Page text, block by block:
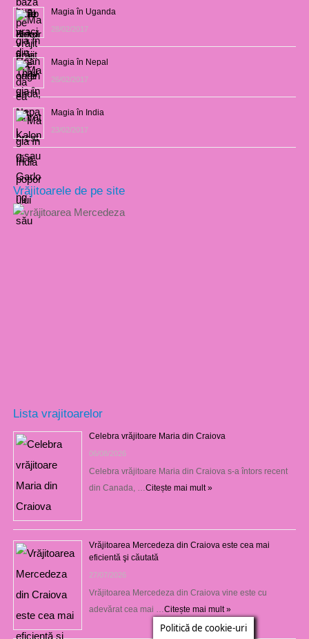
Magia în Uganda
28/02/2017
Magia în Nepal
26/02/2017
Magia în India
23/02/2017
Vrăjitoarele de pe site
Lista vrajitoarelor
Celebra vrăjitoare Maria din Craiova
06/08/2026
Celebra vrăjitoare Maria din Craiova s-a întors recent
din Canada, … Citește mai mult »
Vrăjitoarea Mercedeza din Craiova este cea mai
eficientă şi căutată
27/07/2026
Vrăjitoarea Mercedeza din Craiova vine este cu
adevărat cea mai … Citește mai mult »
Politică de cookie-uri